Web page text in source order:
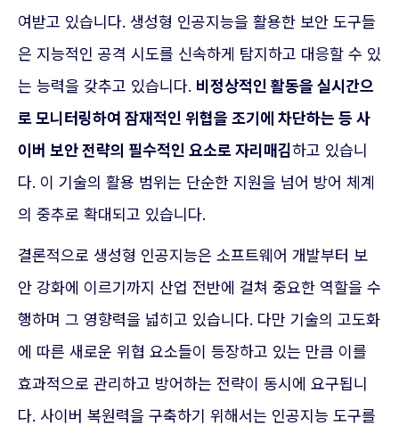
여받고 있습니다. 생성형 인공지능을 활용한 보안 도구들
은 지능적인 공격 시도를 신속하게 탐지하고 대응할 수 있
는 능력을 갖추고 있습니다. 비정상적인 활동을 실시간으
로 모니터링하여 잠재적인 위협을 조기에 차단하는 등 사
이버 보안 전략의 필수적인 요소로 자리매김하고 있습니
다. 이 기술의 활용 범위는 단순한 지원을 넘어 방어 체계
의 중추로 확대되고 있습니다.
결론적으로 생성형 인공지능은 소프트웨어 개발부터 보
안 강화에 이르기까지 산업 전반에 걸쳐 중요한 역할을 수
행하며 그 영향력을 넓히고 있습니다. 다만 기술의 고도화
에 따른 새로운 위협 요소들이 등장하고 있는 만큼 이를
효과적으로 관리하고 방어하는 전략이 동시에 요구됩니
다. 사이버 복원력을 구축하기 위해서는 인공지능 도구를